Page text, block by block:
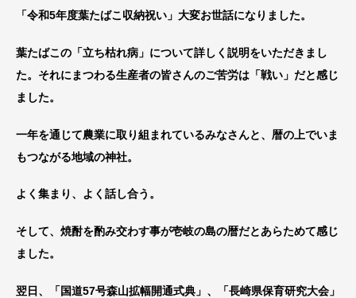
「令和5年度葉たばこ収納祝い」大変お世話になりました。
葉たばこの「立ち枯れ病」について詳しく説明をいただきまし
た。それにまつわる生産者の皆さんのご苦労は「戦い」だと感じ
ました。
一年を通じて農業に取り組まれているみなさんと、暦の上でいま
もつながる地域の神社。
よく集まり、よく話し合う。
そして、焼酎を酌み交わす事が壱岐の島の暦だとあらためて感じ
ました。
翌日、「国道57号森山拡幅開通式典」、「長崎県保育研究大会」